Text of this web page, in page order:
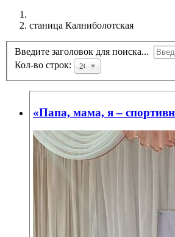
станица Калниболотская
Введите заголовок для поиска...
Кол-во строк:
20
«Папа, мама, я –